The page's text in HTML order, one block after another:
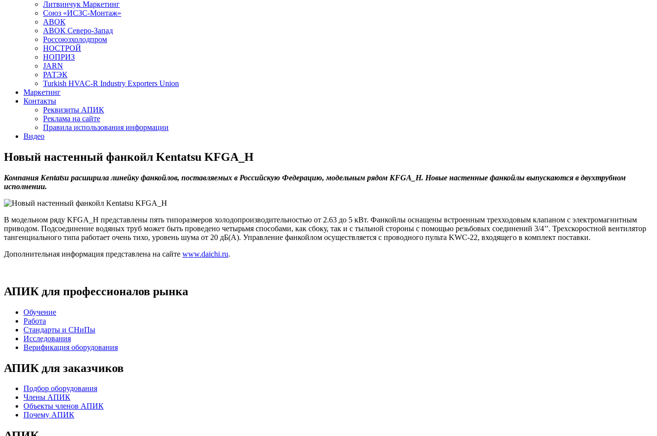
Литвинчук Маркетинг
Союз «ИСЗС-Монтаж»
АВОК
АВОК Северо-Запад
Россоюзхолодпром
НОСТРОЙ
НОПРИЗ
JARN
РАТЭК
Turkish HVAC-R Industry Exporters Union
Маркетинг
Контакты
Реквизиты АПИК
Реклама на сайте
Правила использования информации
Видео
Новый настенный фанкойл Kentatsu KFGA_H
Компания Kentatsu расширила линейку фанкойлов, поставляемых в Российскую Федерацию, модельным рядом KFGA_H. Новые настенные фанкойлы выпускаются в двухтрубном
исполнении.
В модельном ряду KFGA_H представлены пять типоразмеров холодопроизводительностью от 2.63 до 5 кВт. Фанкойлы оснащены встроенным трехходовым клапаном с электромагнитным
приводом. Подсоединение водяных труб может быть проведено четырьмя способами, как сбоку, так и с тыльной стороны с помощью резьбовых соединений 3/4’’. Трехскоростной вентилятор
тангенциального типа работает очень тихо, уровень шума от 20 дБ(А). Управление фанкойлом осуществляется с проводного пульта KWC-22, входящего в комплект поставки.
Дополнительная информация представлена на сайте www.daichi.ru.
АПИК для профессионалов рынка
Обучение
Работа
Стандарты и СНиПы
Исследования
Верификация оборудования
АПИК для заказчиков
Подбор оборудования
Члены АПИК
Объекты членов АПИК
Почему АПИК